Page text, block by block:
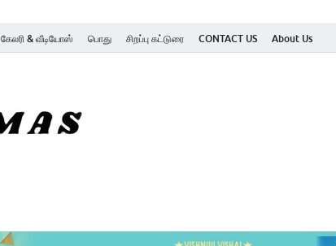
கேலரி & வீடியோஸ் பொது சிறப்பு கட்டுரை CONTACT US About Us